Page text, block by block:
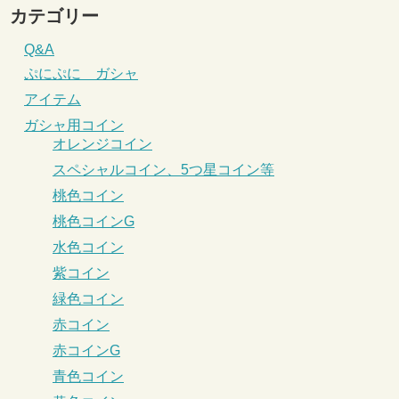
カテゴリー
Q&A
ぷにぷに ガシャ
アイテム
ガシャ用コイン
オレンジコイン
スペシャルコイン、5つ星コイン等
桃色コイン
桃色コインG
水色コイン
紫コイン
緑色コイン
赤コイン
赤コインG
青色コイン